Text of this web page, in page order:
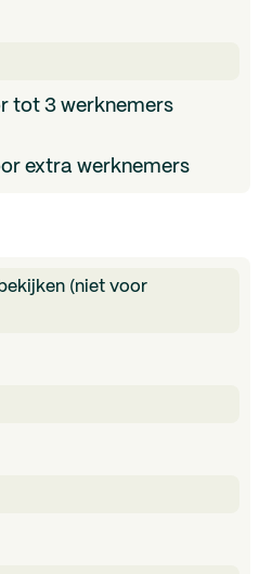
tot 3 werknemers
extra werknemers
(niet voor